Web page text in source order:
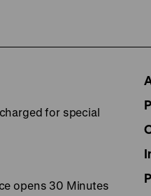
for special
opens 30 Minutes